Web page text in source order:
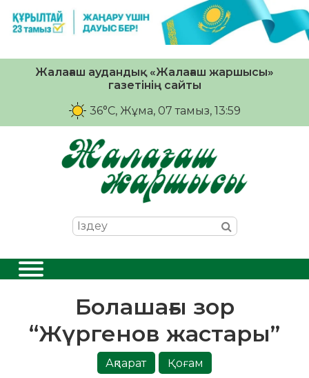
Жалағаш аудандық «Жалағаш жаршысы»
газетінің сайты
36°C, Жұма, 07 тамыз, 13:59
Болашағы зор
“Жүргенов жастары”
Ақпарат
Қоғам